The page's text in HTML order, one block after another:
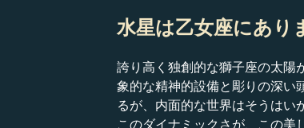
水星は乙女座にあり
誇り高く独創的な獅子座の太陽
象的な精神的設備と彫りの深い
るが、内面的な世界はそうはい
このダイナミックさが、この